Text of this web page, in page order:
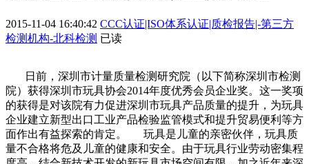
2015-11-04 16:40:42 CCC认证|ISO体系认证|质检报告|-第三方
检测机构-北科检测 已读
日前，深圳市计量质量检测研究院（以下简称深圳市检测
院）获得深圳市玩具协会2014年度优秀会员企业奖。这一奖项
的获得是对该院有力促进深圳市玩具产品质量的提升，为玩具
企业建立新型出口工业产品检验监管模式和提升贸易便利等方
面作出有益探索的肯定。 玩具是儿童的亲密伙伴，玩具质
量不合格将危及儿童的健康和安全。由于玩具行业劳动密集程